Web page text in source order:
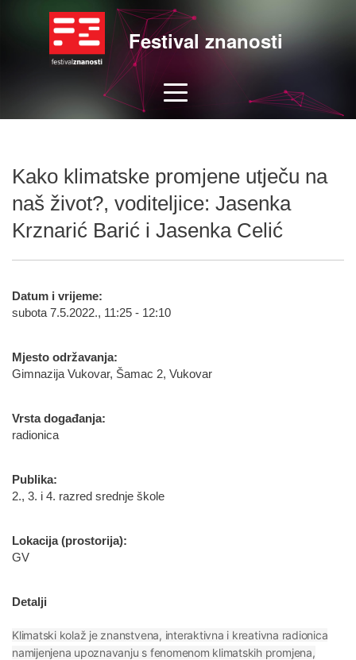
Festival znanosti
Kako klimatske promjene utječu na
naš život?, voditeljice: Jasenka
Krznarić Barić i Jasenka Celić
Datum i vrijeme:
subota 7.5.2022., 11:25 - 12:10
Mjesto održavanja:
Gimnazija Vukovar, Šamac 2, Vukovar
Vrsta događanja:
radionica
Publika:
2., 3. i 4. razred srednje škole
Lokacija (prostorija):
GV
Detalji
Klimatski kolaž je znanstvena, interaktivna i kreativna radionica
namijenjena upoznavanju s fenomenom klimatskih promjena,